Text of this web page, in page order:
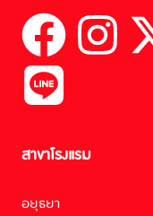
สาขาโรงแรม
อยุธยา